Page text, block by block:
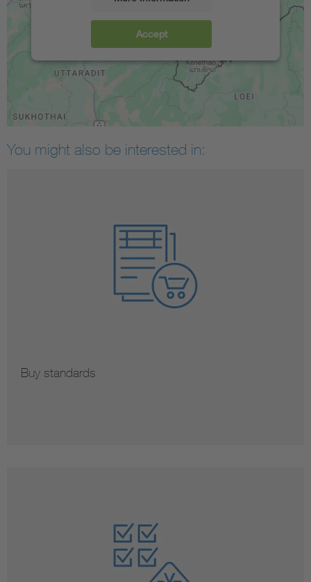
Accept
You might also be interested in:
Buy standards